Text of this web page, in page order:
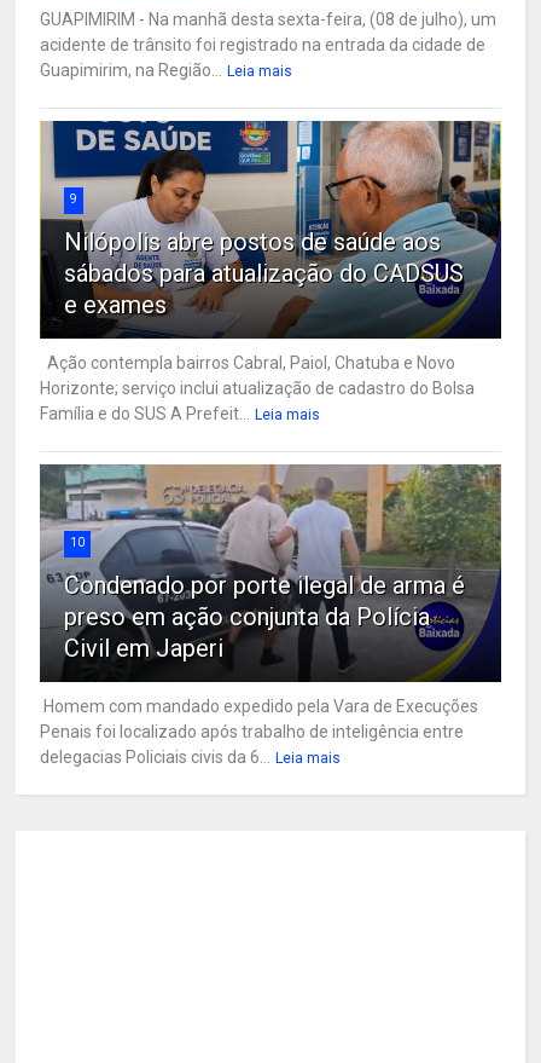
GUAPIMIRIM - Na manhã desta sexta-feira, (08 de julho), um
acidente de trânsito foi registrado na entrada da cidade de
Guapimirim, na Região...
Leia mais
9
Nilópolis abre postos de saúde aos
sábados para atualização do CADSUS
e exames
Ação contempla bairros Cabral, Paiol, Chatuba e Novo
Horizonte; serviço inclui atualização de cadastro do Bolsa
Família e do SUS A Prefeit...
Leia mais
10
Condenado por porte ilegal de arma é
preso em ação conjunta da Polícia
Civil em Japeri
Homem com mandado expedido pela Vara de Execuções
Penais foi localizado após trabalho de inteligência entre
delegacias Policiais civis da 6...
Leia mais